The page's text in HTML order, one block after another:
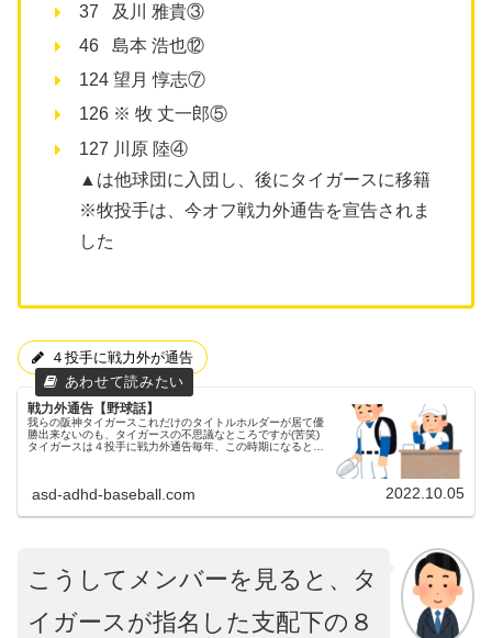
37 及川 雅貴③
46 島本 浩也⑫
124 望月 惇志⑦
126 ※ 牧 丈一郎⑤
127 川原 陸④
▲は他球団に入団し、後にタイガースに移籍
※牧投手は、今オフ戦力外通告を宣告されま
した
４投手に戦力外が通告
戦力外通告【野球話】
我らの阪神タイガースこれだけのタイトルホルダーが居て優
勝出来ないのも、タイガースの不思議なところですが(苦笑)
タイガースは４投手に戦力外通告毎年、この時期になると各
asd-adhd-baseball.com 2022.10.05
こうしてメンバーを見ると、タ
イガースが指名した支配下の８